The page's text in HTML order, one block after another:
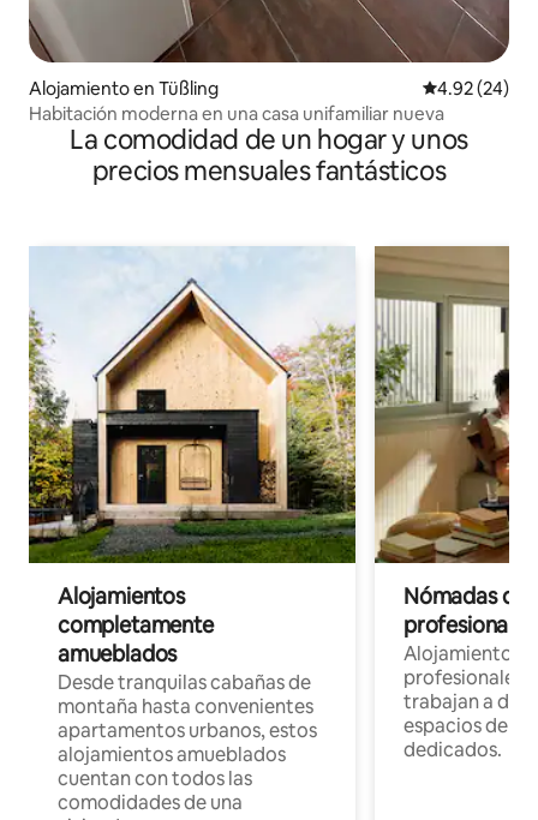
Alojamiento en Tüßling Calificación
4.92 (24)
Habitación moderna en una casa unifamiliar nueva
La comodidad de un hogar y unos
precios mensuales fantásticos
Alojamientos
completamente
amueblados
Desde tranquilas cabañas de
montaña hasta convenientes
apartamentos urbanos, estos
alojamientos amueblados
cuentan con todos las
comodidades de una
Nómadas
Alojamientos
profesionales
trabajan a
espacios de
dedicados.